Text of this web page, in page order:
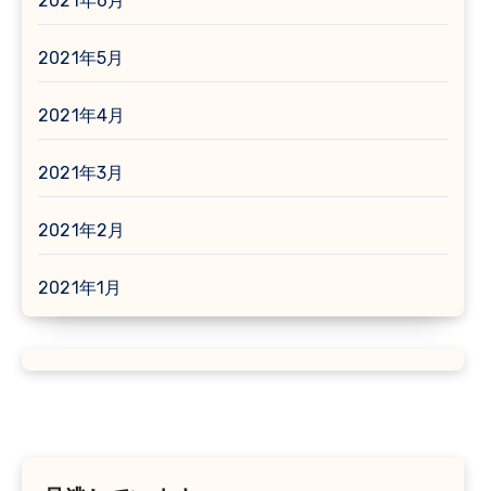
2021年5月
2021年4月
2021年3月
2021年2月
2021年1月